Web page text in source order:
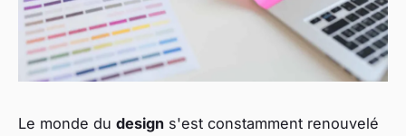
Le monde du design s'est constamment renouvelé